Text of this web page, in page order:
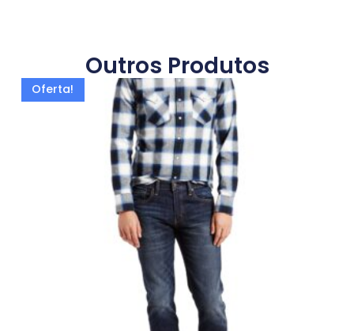
Outros Produtos
Oferta!